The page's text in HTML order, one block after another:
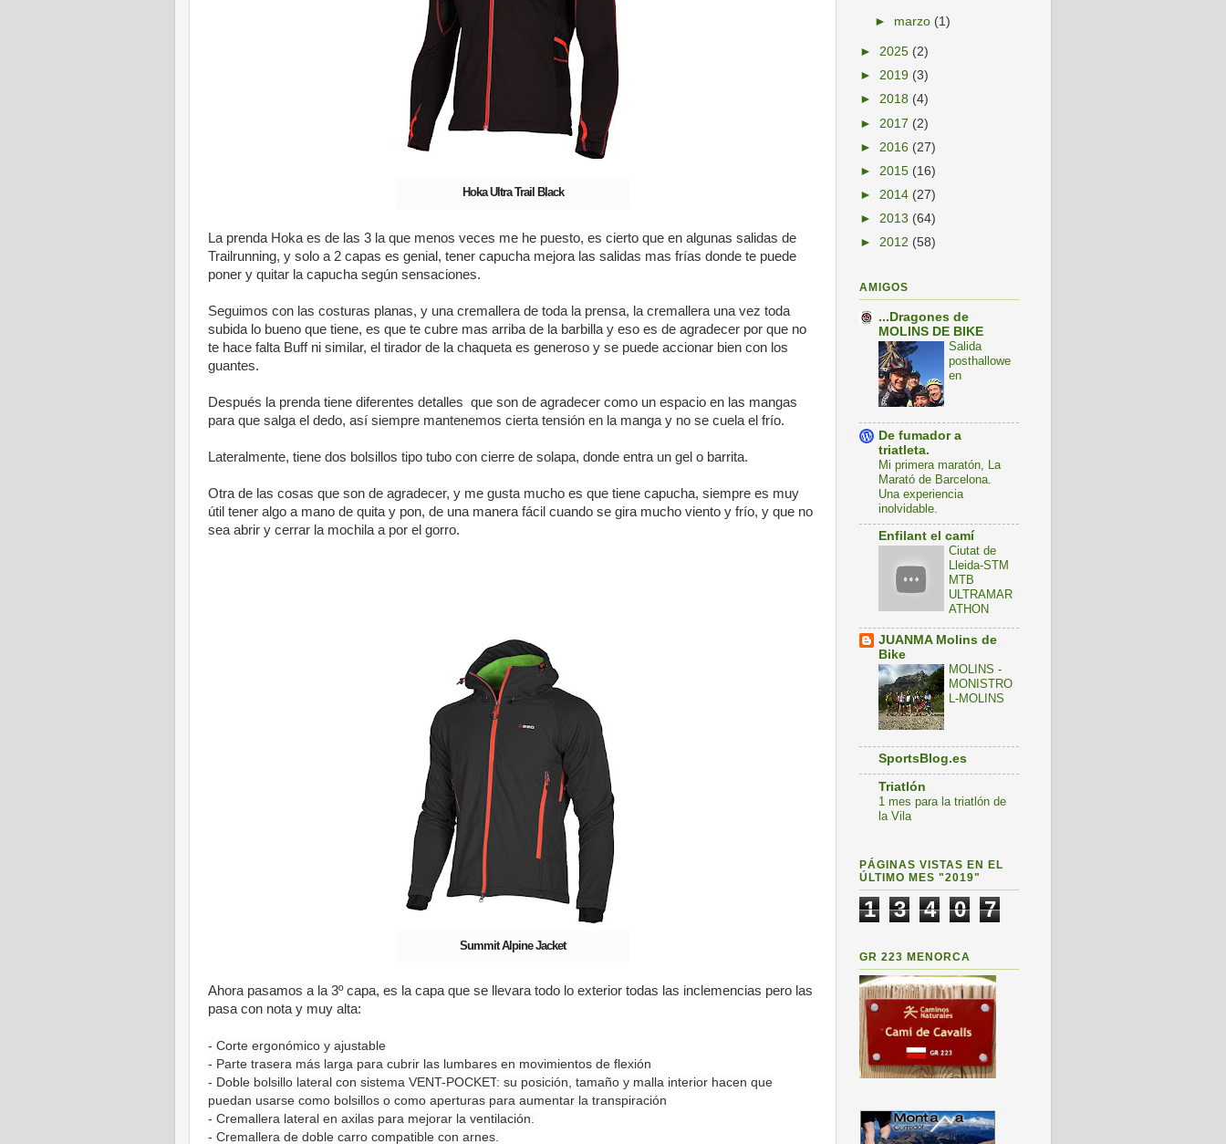
Hoka Ultra Trail Black
La prenda Hoka es de las 3 la que menos veces me he puesto, es cierto que en algunas salidas de
Trailrunning, y solo a 2 capas es genial, tener capucha mejora las salidas mas frías donde te puede
poner y quitar la capucha según sensaciones.
Seguimos con las costuras planas, y una cremallera de toda la prensa, la cremallera una vez toda
subida lo bueno que tiene, es que te cubre mas arriba de la barbilla y eso es de agradecer por que no
te hace falta Buff ni similar, el tirador de la chaqueta es generoso y se puede accionar bien con los
guantes.
Después la prenda tiene diferentes detalles que son de agradecer como un espacio en las mangas
para que salga el dedo, así siempre mantenemos cierta tensión en la manga y no se cuela el frío.
Lateralmente, tiene dos bolsillos tipo tubo con cierre de solapa, donde entra un gel o barrita.
Otra de las cosas que son de agradecer, y me gusta mucho es que tiene capucha, siempre es muy
útil tener algo a mano de quita y pon, de una manera fácil cuando se gira mucho viento y frío, y que no
sea abrir y cerrar la mochila a por el gorro.
Summit Alpine Jacket
Ahora pasamos a la 3º capa, es la capa que se llevara todo lo exterior todas las inclemencias pero las
pasa con nota y muy alta:
- Corte ergonómico y ajustable
- Parte trasera más larga para cubrir las lumbares en movimientos de flexión
- Doble bolsillo lateral con sistema VENT-POCKET: su posición, tamaño y malla interior hacen que
puedan usarse como bolsillos o como aperturas para aumentar la transpiración
- Cremallera lateral en axilas para mejorar la ventilación.
- Cremallera de doble carro compatible con arnes.
► marzo (1)
► 2025 (2)
► 2019 (3)
► 2018 (4)
► 2017 (2)
► 2016 (27)
► 2015 (16)
► 2014 (27)
► 2013 (64)
► 2012 (58)
AMIGOS
...Dragones de
MOLINS DE BIKE
Salida
posthallowe
en
De fumador a
triatleta.
Mi primera maratón, La
Marató de Barcelona.
Una experiencia
inolvidable.
Enfilant el camí
Ciutat de
Lleida-STM
MTB
ULTRAMAR
ATHON
JUANMA Molins de
Bike
MOLINS -
MONISTRO
L-MOLINS
SportsBlog.es
Triatlón
1 mes para la triatlón de
la Vila
PÁGINAS VISTAS EN EL
ÚLTIMO MES "2019"
1 3 4 0 7
GR 223 MENORCA